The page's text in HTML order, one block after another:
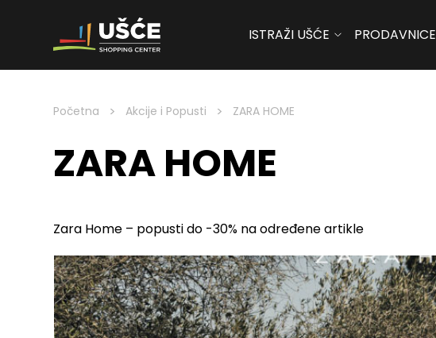
Skip to content
ISTRAŽI UŠĆE PRODAVNICE
Početna > Akcije i Popusti > ZARA HOME
ZARA HOME
Zara Home – popusti do -30% na određene artikle